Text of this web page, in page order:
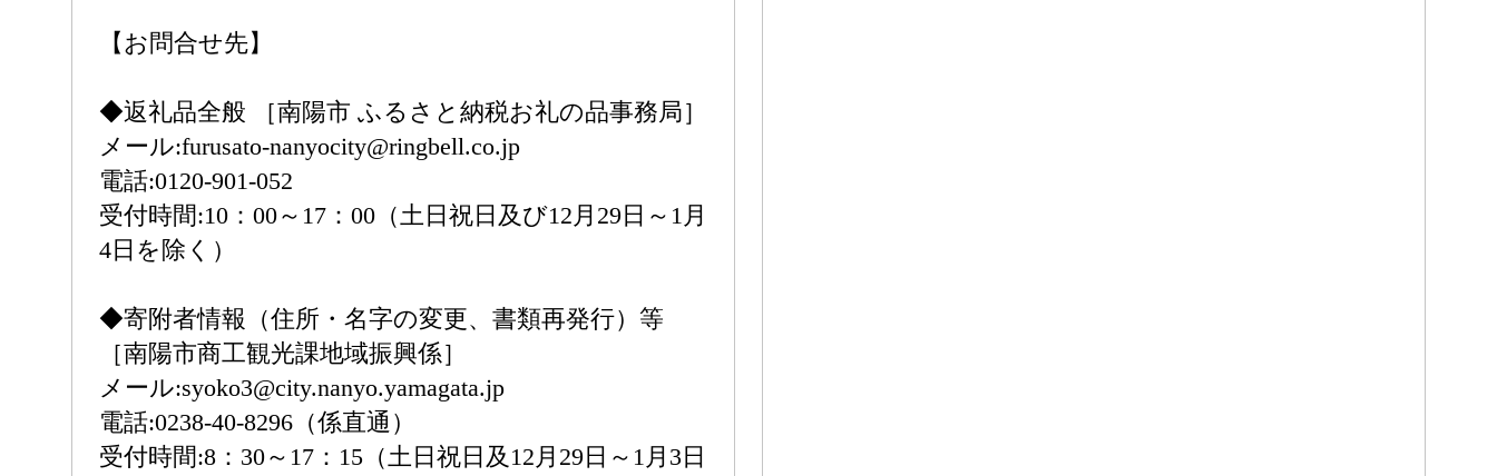
【お問合せ先】
◆返礼品全般 ［南陽市 ふるさと納税お礼の品事務局］
メール:furusato-nanyocity@ringbell.co.jp
電話:0120-901-052
受付時間:10：00～17：00（土日祝日及び12月29日～1月
4日を除く）
◆寄附者情報（住所・名字の変更、書類再発行）等
［南陽市商工観光課地域振興係］
メール:syoko3@city.nanyo.yamagata.jp
電話:0238-40-8296（係直通）
受付時間:8：30～17：15（土日祝日及12月29日～1月3日